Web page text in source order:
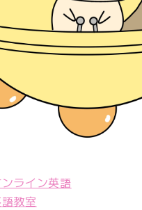
ライン英語
教室